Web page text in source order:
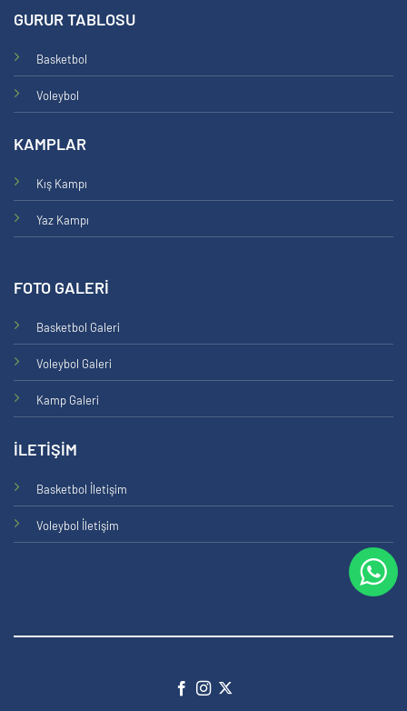
GURUR TABLOSU
Basketbol
Voleybol
KAMPLAR
Kış Kampı
Yaz Kampı
FOTO GALERİ
Basketbol Galeri
Voleybol Galeri
Kamp Galeri
İLETİŞİM
Basketbol İletişim
Voleybol İletişim